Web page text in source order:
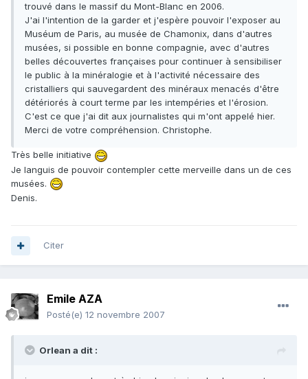
trouvé dans le massif du Mont-Blanc en 2006.
J'ai l'intention de la garder et j'espère pouvoir l'exposer au
Muséum de Paris, au musée de Chamonix, dans d'autres
musées, si possible en bonne compagnie, avec d'autres
belles découvertes françaises pour continuer à sensibiliser
le public à la minéralogie et à l'activité nécessaire des
cristalliers qui sauvegardent des minéraux menacés d'être
détériorés à court terme par les intempéries et l'érosion.
C'est ce que j'ai dit aux journalistes qui m'ont appelé hier.
Merci de votre compréhension. Christophe.
Très belle initiative
Je languis de pouvoir contempler cette merveille dans un de ces
musées.
Denis.
Citer
Emile AZA
Posté(e) 12 novembre 2007
Orlean a dit :